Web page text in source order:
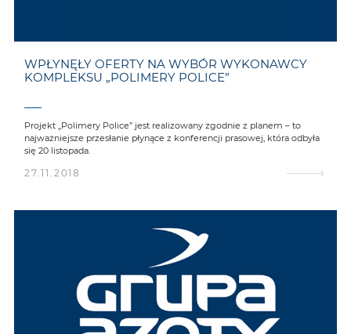
WPŁYNĘŁY OFERTY NA WYBÓR WYKONAWCY
KOMPLEKSU „POLIMERY POLICE”
Projekt „Polimery Police” jest realizowany zgodnie z planem – to
najważniejsze przesłanie płynące z konferencji prasowej, która odbyła
się 20 listopada.
27.11.2018